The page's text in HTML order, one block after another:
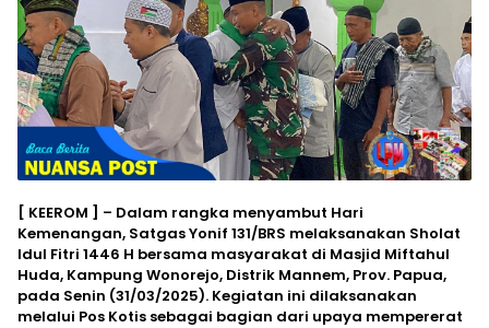
[ KEEROM ] – Dalam rangka menyambut Hari
Kemenangan, Satgas Yonif 131/BRS melaksanakan Sholat
Idul Fitri 1446 H bersama masyarakat di Masjid Miftahul
Huda, Kampung Wonorejo, Distrik Mannem, Prov. Papua,
pada Senin (31/03/2025). Kegiatan ini dilaksanakan
melalui Pos Kotis sebagai bagian dari upaya mempererat